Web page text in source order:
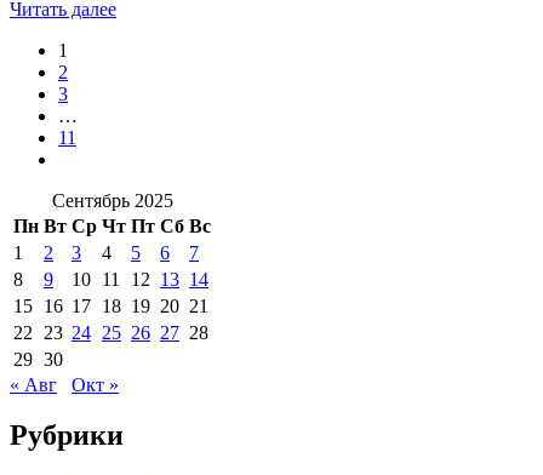
Читать далее
1
2
3
…
11
Сентябрь 2025
Пн Вт Ср Чт Пт Сб Вс
1
2 3 4 5 6
7
8
9 10 11 12 13 14
15 16 17 18 19 20 21
22
23 24 25 26 27 28
29 30
« Авг
Окт »
Рубрики